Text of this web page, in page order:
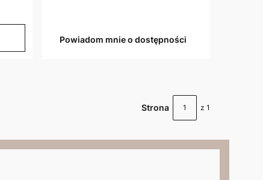
Powiadom mnie o dostępności
Strona z 1